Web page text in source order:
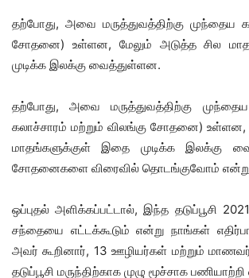
தற்போது, அவை மருத்துவத்திற்கு முந்தைய
சோதனை) உள்ளன, மேலும் அடுத்த சில
முடிக்க இலக்கு வைத்துள்ளன.
தற்போது, அவை மருத்துவத்திற்கு
கலாச்சாரம் மற்றும் விலங்கு சோதனை) உள்ளன,
மாதங்களுக்குள் இதை முடிக்க இலக்கு
சோதனைகளை விரைவில் தொடங்குவோம் என்று
ஒப்புதல் அளிக்கப்பட்டால், இந்த தடுப்பூசி
சந்தையை எட்டக்கூடும் என்று நாங்கள்
அவர் கூறினார், 13 ஊழியர்கள் மற்றும்
தடுப்பூசி மருந்திற்காக முழு மூச்சாக